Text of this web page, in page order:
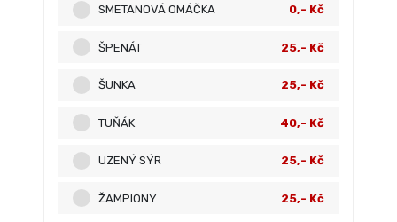
SMETANOVÁ OMÁČKA 0,- Kč
ŠPENÁT 25,- Kč
ŠUNKA 25,- Kč
TUŇÁK 40,- Kč
UZENÝ SÝR 25,- Kč
ŽAMPIONY 25,- Kč